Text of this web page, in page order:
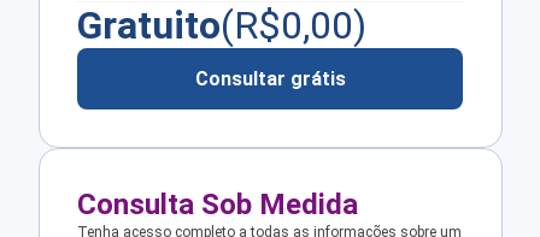
Gratuito(R$0,00)
Consultar grátis
Consulta Sob Medida
Tenha acesso completo a todas as informações sobre um